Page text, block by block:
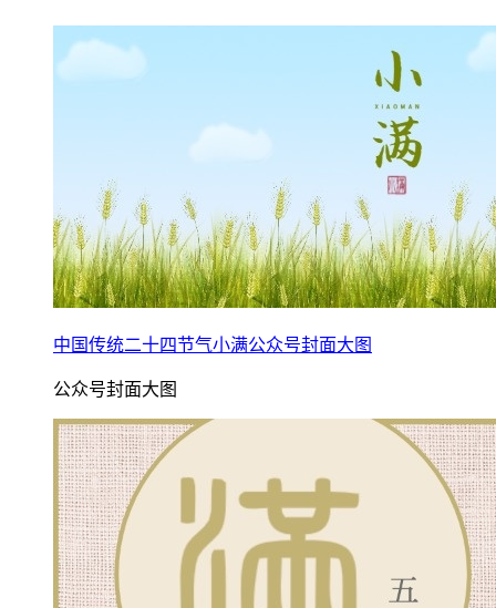
中国传统二十四节气小满公众号封面大图
公众号封面大图